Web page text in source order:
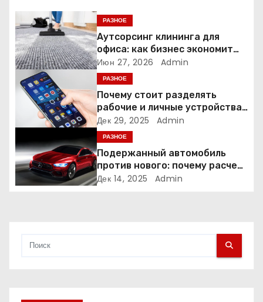
я
п
о
з
п
и
РАЗНОЕ
Аутсорсинг клининга для
офиса: как бизнес экономит
время и деньги на уборке
Июн 27, 2026 Admin
РАЗНОЕ
Почему стоит разделять
рабочие и личные устройства
— и чем опасно всё смешивать
Дек 29, 2025 Admin
РАЗНОЕ
Подержанный автомобиль
против нового: почему расчет
часто подводит
Дек 14, 2025 Admin